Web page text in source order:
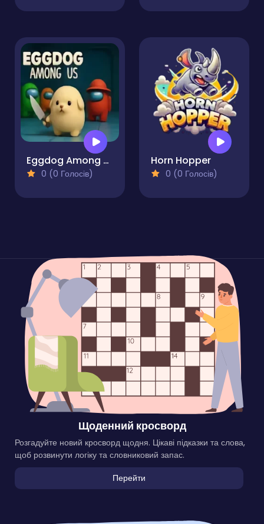
Eggdog Among Us
0 (0 Голосів)
Horn Hopper
0 (0 Голосів)
Щоденний кросворд
Розгадуйте новий кросворд щодня. Цікаві підказки та слова,
щоб розвинути логіку та словниковий запас.
Перейти